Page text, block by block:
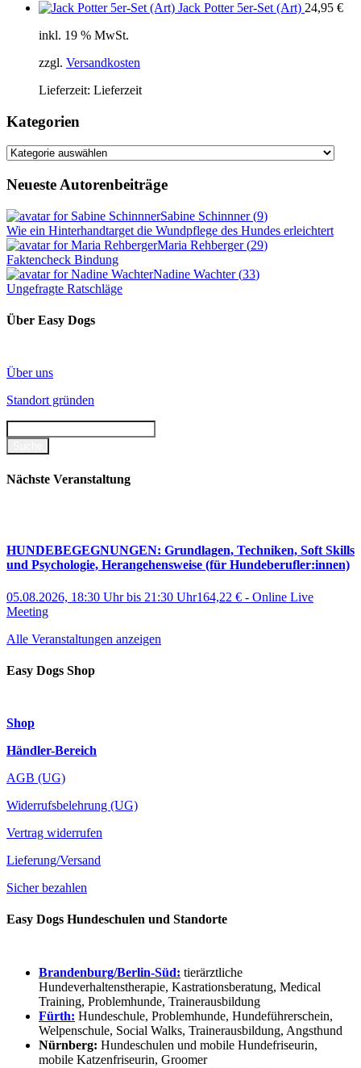
Jack Potter 5er-Set (Art) 24,95 €
inkl. 19 % MwSt.
zzgl. Versandkosten
Lieferzeit: Lieferzeit
Kategorien
Kategorien
Neueste Autorenbeiträge
Sabine Schinnner(9)
Wie ein Hinterhandtarget die Wundpflege des Hundes erleichtert
Maria Rehberger(29)
Faktencheck Bindung
Nadine Wachter(33)
Ungefragte Ratschläge
Über Easy Dogs
Über uns
Standort gründen
Nächste Veranstaltung
HUNDEBEGEGNUNGEN: Grundlagen, Techniken, Soft Skills
und Psychologie, Herangehensweise (für Hundeberufler:innen)
05.08.2026, 18:30 Uhrbis 21:30 Uhr164,22 € - Online Live
Meeting
Alle Veranstaltungen anzeigen
Easy Dogs Shop
Shop
Händler-Bereich
AGB (UG)
Widerrufsbelehrung (UG)
Vertrag widerrufen
Lieferung/Versand
Sicher bezahlen
Easy Dogs Hundeschulen und Standorte
Brandenburg/Berlin-Süd: tierärztliche
Hundeverhaltenstherapie, Kastrationsberatung, Medical
Training, Problemhunde, Trainerausbildung
Fürth: Hundeschule, Problemhunde, Hundeführerschein,
Welpenschule, Social Walks, Trainerausbildung, Angsthund
Nürnberg: Hundeschulen und mobile Hundefriseurin,
mobile Katzenfriseurin, Groomer